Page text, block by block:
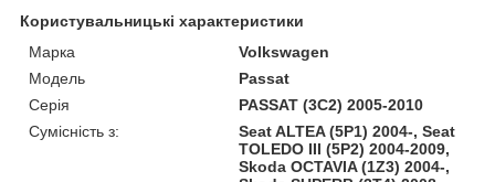
Користувальницькі характеристики
Марка
Volkswagen
Модель
Passat
Серія
PASSAT (3C2) 2005-2010
Сумісність з:
Seat ALTEA (5P1) 2004-, Seat
TOLEDO III (5P2) 2004-2009,
Skoda OCTAVIA (1Z3) 2004-,